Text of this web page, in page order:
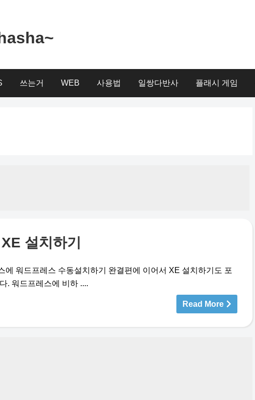
쓰는거 WEB 사용법 일쌍다반사 플래시 게임
설치하기
에 워드프레스 수동설치하기 완결편에 이어서 XE 설치하기도 포
. 워드프레스에 비하 ....
Read More